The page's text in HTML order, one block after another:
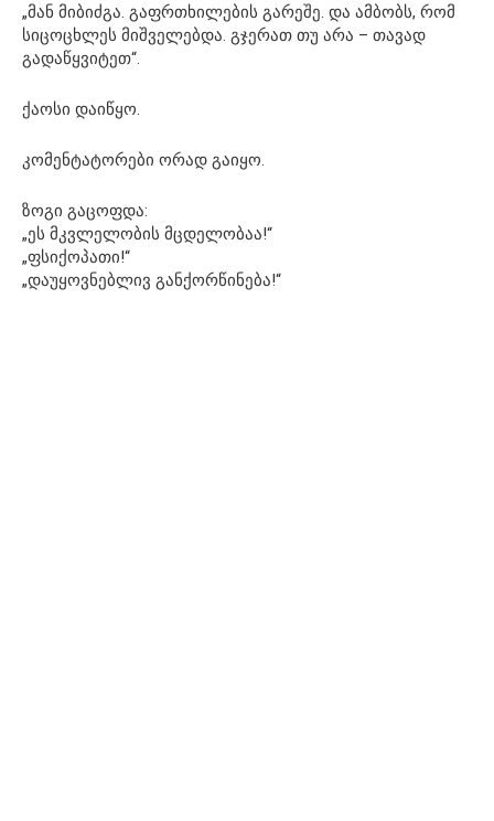
„მან მიბიძგა. გაფრთხილების გარეშე. და ამბობს, რომ
სიცოცხლეს მიშველებდა. გჯერათ თუ არა – თავად
გადაწყვიტეთ“.
ქაოსი დაიწყო.
კომენტატორები ორად გაიყო.
ზოგი გაცოფდა:
„ეს მკვლელობის მცდელობაა!“
„ფსიქოპათი!“
„დაუყოვნებლივ განქორწინება!“